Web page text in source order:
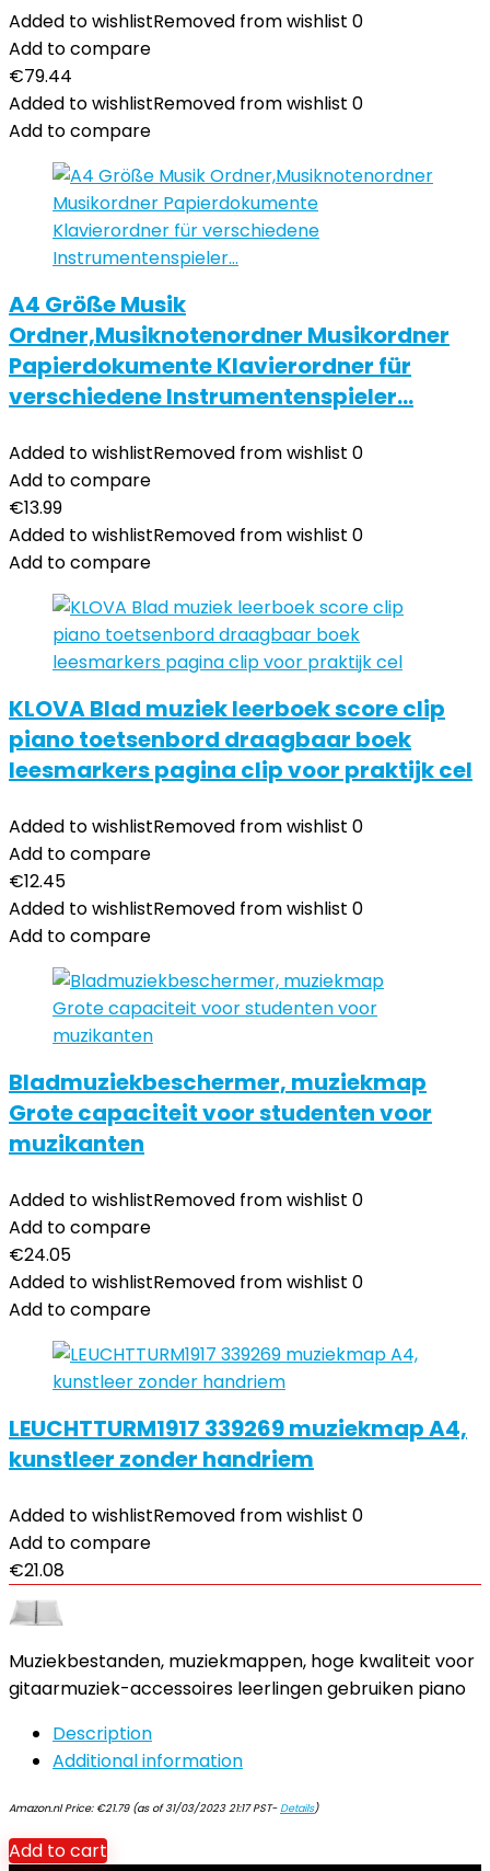
Added to wishlistRemoved from wishlist 0
Add to compare
€79.44
Added to wishlistRemoved from wishlist 0
Add to compare
A4 Größe Musik
Ordner,Musiknotenordner Musikordner
Papierdokumente Klavierordner für
verschiedene Instrumentenspieler…
Added to wishlistRemoved from wishlist 0
Add to compare
€13.99
Added to wishlistRemoved from wishlist 0
Add to compare
KLOVA Blad muziek leerboek score clip
piano toetsenbord draagbaar boek
leesmarkers pagina clip voor praktijk cel
Added to wishlistRemoved from wishlist 0
Add to compare
€12.45
Added to wishlistRemoved from wishlist 0
Add to compare
Bladmuziekbeschermer, muziekmap
Grote capaciteit voor studenten voor
muzikanten
Added to wishlistRemoved from wishlist 0
Add to compare
€24.05
Added to wishlistRemoved from wishlist 0
Add to compare
LEUCHTTURM1917 339269 muziekmap A4,
kunstleer zonder handriem
Added to wishlistRemoved from wishlist 0
Add to compare
€21.08
Muziekbestanden, muziekmappen, hoge kwaliteit voor
gitaarmuziek-accessoires leerlingen gebruiken piano
Description
Additional information
Amazon.nl Price: €21.79(as of 31/03/2023 21:17 PST-Details)
Add to cart